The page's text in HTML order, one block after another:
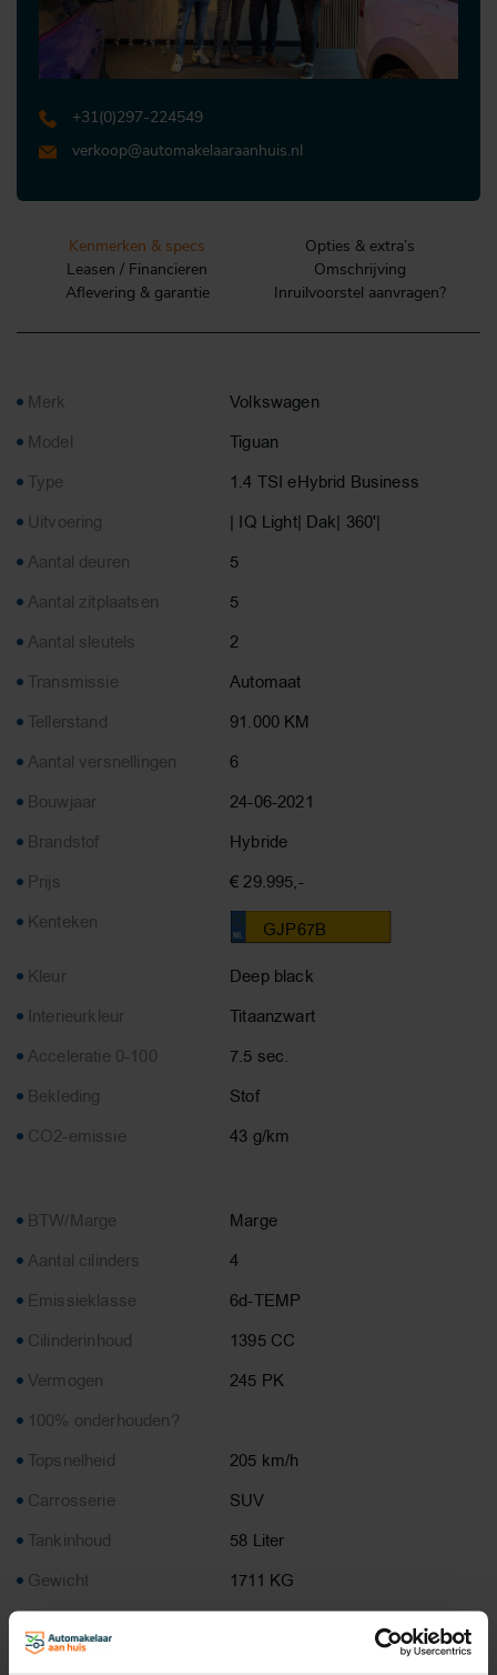
+31 (0)297-224549
verkoop@automakelaaraanhuis.nl
Kenmerken & specs
Opties & extra’s
Leasen / Financieren
Omschrijving
Aflevering & garantie
Inruilvoorstel aanvragen?
Merk
Volkswagen
Model
Tiguan
Type
1.4 TSI eHybrid Business
Uitvoering
| IQ Light| Dak| 360'|
Aantal deuren
5
Aantal zitplaatsen
5
Aantal sleutels
2
Transmissie
Automaat
Tellerstand
91.000 KM
Aantal versnellingen
6
Bouwjaar
24-06-2021
Brandstof
Hybride
Prijs
€ 29.995,-
Kenteken
GJP67B
Kleur
Deep black
Interieurkleur
Titaanzwart
Acceleratie 0-100
7.5 sec.
Bekleding
Stof
CO2-emissie
43 g/km
BTW/Marge
Marge
Aantal cilinders
4
Emissieklasse
6d-TEMP
Cilinderinhoud
1395 CC
Vermogen
245 PK
100% onderhouden?
Topsnelheid
205 km/h
Carrosserie
SUV
Tankinhoud
58 Liter
Gewicht
1711 KG
Laadvermogen